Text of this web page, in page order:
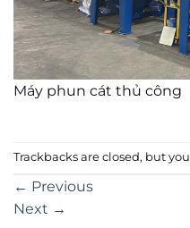
Máy phun cát thủ công
Trackbacks are closed, but
← Previous
Next →